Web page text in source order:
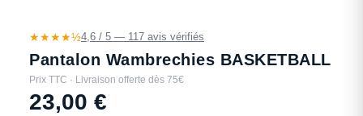
★★★★½4,6 / 5 — 117 avis vérifiés
Pantalon Wambrechies BASKETBALL
Prix TTC · Livraison offerte dès 75€
23,00 €